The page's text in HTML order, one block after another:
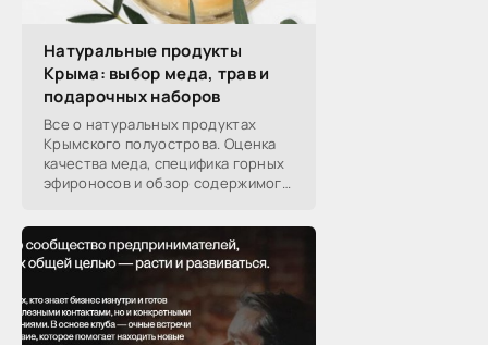
Натуральные продукты
Крыма: выбор меда, трав и
подарочных наборов
Все о натуральных продуктах
Крымского полуострова. Оценка
качества меда, специфика горных
эфироносов и обзор содержимого
производителей.